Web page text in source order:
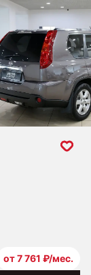
от 7 761 ₽/мес.